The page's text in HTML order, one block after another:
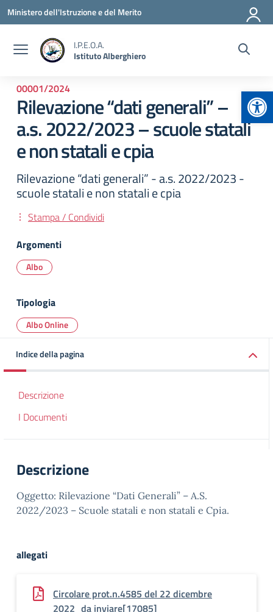
Vai ai contenuti
Vai al menu di navigazione
Vai al footer
Ministero dell'Istruzione e del Merito
I.P.E.O.A.
Istituto Alberghiero
00001/2024
Rilevazione “dati generali” –
a.s. 2022/2023 – scuole statali
e non statali e cpia
Rilevazione “dati generali” - a.s. 2022/2023 -
scuole statali e non statali e cpia
Stampa / Condividi
Argomenti
Albo
Tipologia
Albo Online
Indice della pagina
Descrizione
I Documenti
Descrizione
Oggetto: Rilevazione “Dati Generali” – A.S.
2022/2023 – Scuole statali e non statali e Cpia.
allegati
Circolare prot.n.4585 del 22 dicembre
2022_da inviare[17085]